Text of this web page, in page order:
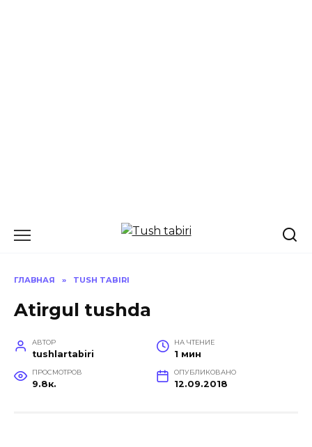
ГЛАВНАЯ » TUSH TABIRI
Atirgul tushda
АВТОР
tushlartabiri
НА ЧТЕНИЕ
1 мин
ПРОСМОТРОВ
9.8к.
ОПУБЛИКОВАНО
12.09.2018